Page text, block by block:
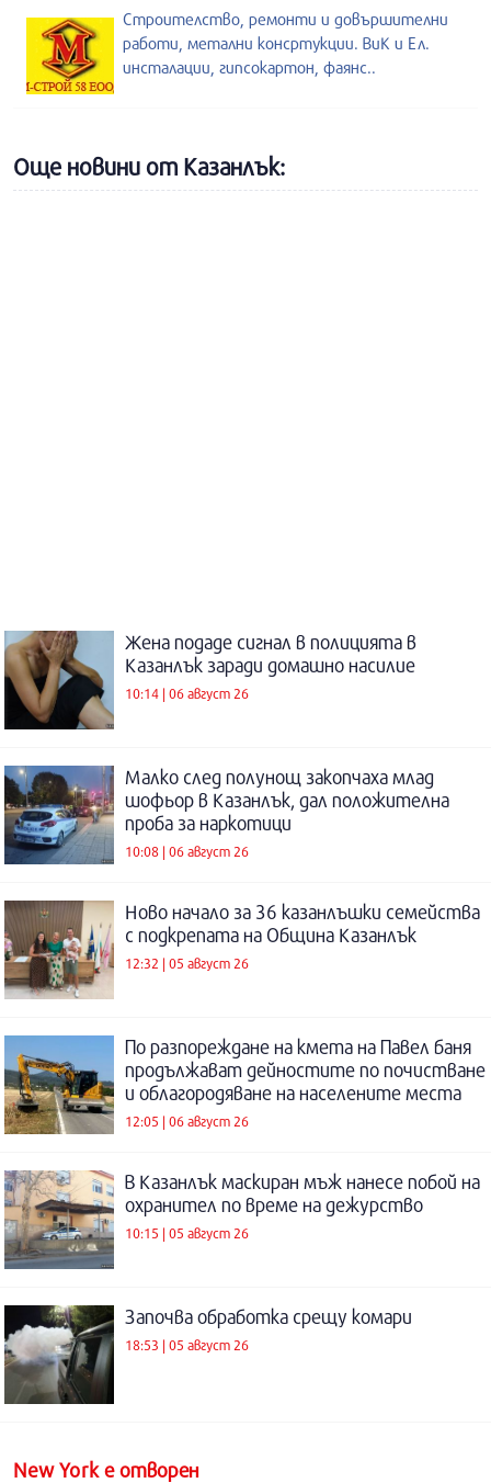
Строителство, ремонти и довършителни
работи, метални консртукции. ВиК и Ел.
инсталации, гипсокартон, фаянс..
Още новини от Казанлък:
Жена подаде сигнал в полицията в
Казанлък заради домашно насилие
10:14 | 06 август 26
Малко след полунощ закопчаха млад
шофьор в Казанлък, дал положителна
проба за наркотици
10:08 | 06 август 26
Ново начало за 36 казанлъшки семейства
с подкрепата на Община Казанлък
12:32 | 05 август 26
По разпореждане на кмета на Павел баня
продължават дейностите по почистване
и облагородяване на населените места
12:05 | 06 август 26
В Казанлък маскиран мъж нанесе побой на
охранител по време на дежурство
10:15 | 05 август 26
Започва обработка срещу комари
18:53 | 05 август 26
New York е отворен